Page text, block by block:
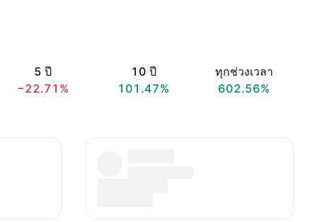
5 ปี
−22.71%
10 ปี
101.47%
ทุกช่วงเวลา
602.56%